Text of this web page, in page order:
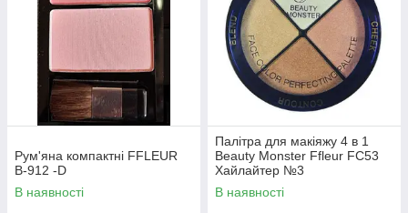
Рум'яна компактні FFLEUR
B-912 -D
В наявності
Палітра для макіяжу 4 в 1
Beauty Monster Ffleur FC53
Хайлайтер №3
В наявності